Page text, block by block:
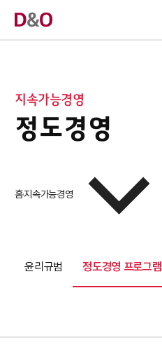
지속가능경영
정도경영
홈지속가능경영
윤리규범 정도경영 프로그램